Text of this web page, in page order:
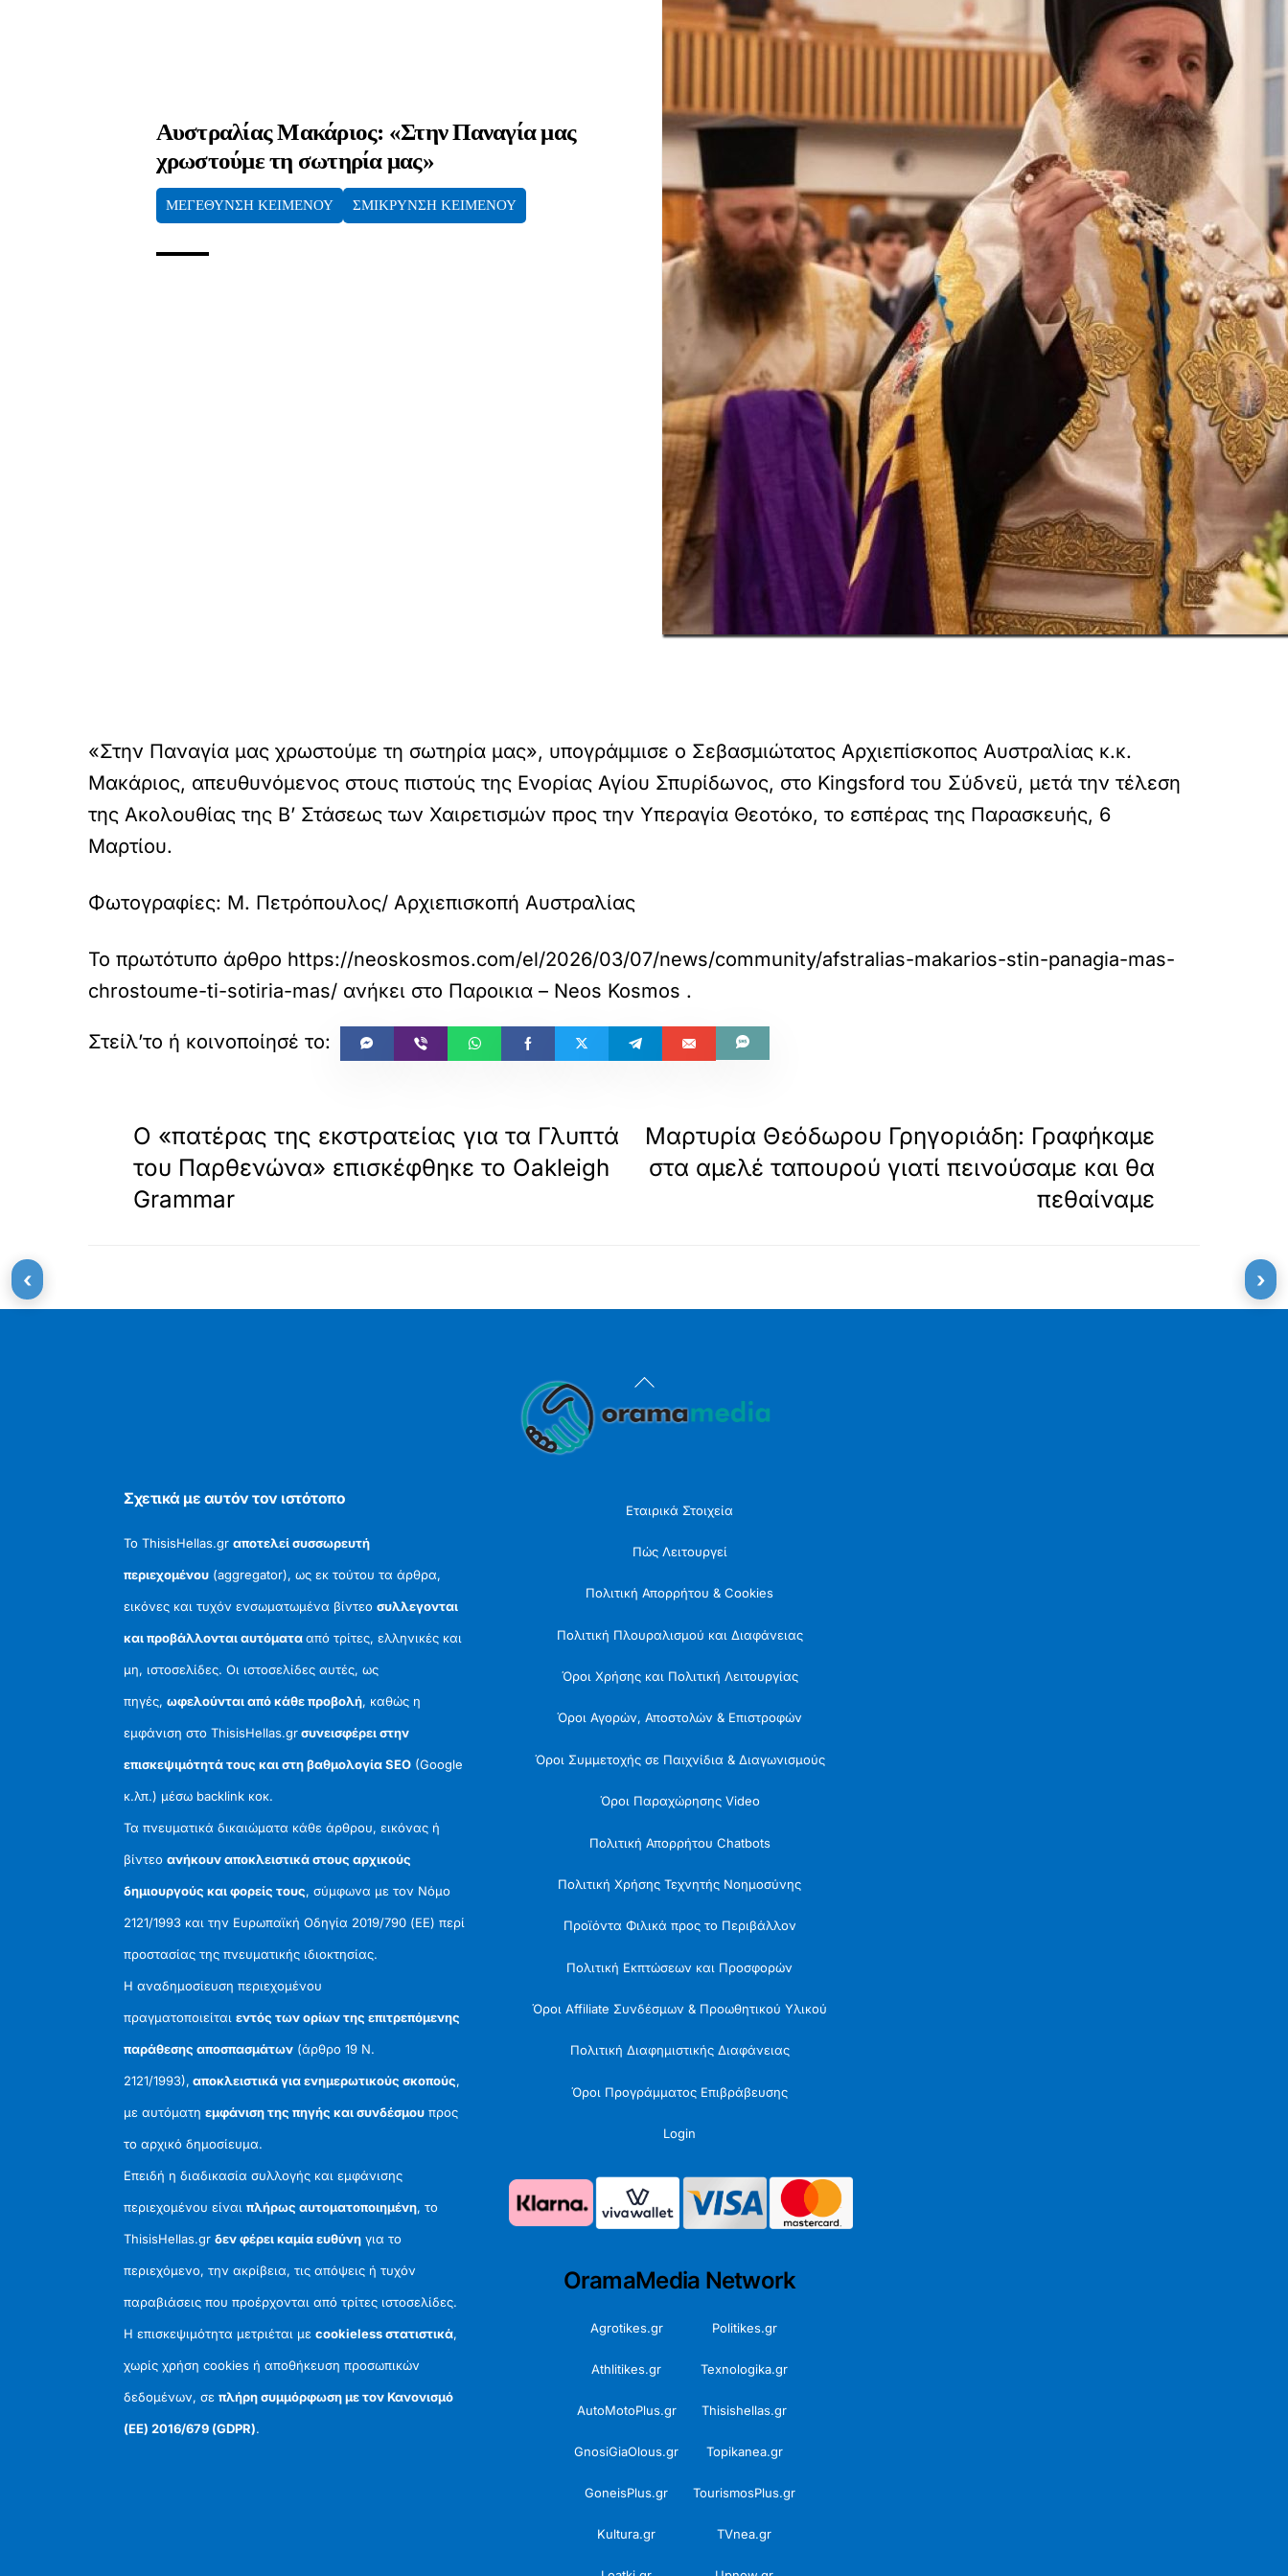
Αυστραλίας Μακάριος: «Στην Παναγία μας
χρωστούμε τη σωτηρία μας»
ΜΕΓΕΘΥΝΣΗ ΚΕΙΜΕΝΟΥ ΣΜΙΚΡΥΝΣΗ ΚΕΙΜΕΝΟΥ
«Στην Παναγία μας χρωστούμε τη σωτηρία μας», υπογράμμισε ο Σεβασμιώτατος Αρχιεπίσκοπος Αυστραλίας κ.κ.
Μακάριος, απευθυνόμενος στους πιστούς της Ενορίας Αγίου Σπυρίδωνος, στο Kingsford του Σύδνεϋ, μετά την τέλεση
της Ακολουθίας της Β’ Στάσεως των Χαιρετισμών προς την Υπεραγία Θεοτόκο, το εσπέρας της Παρασκευής, 6
Μαρτίου.
Φωτογραφίες: Μ. Πετρόπουλος/ Αρχιεπισκοπή Αυστραλίας
Το πρωτότυπο άρθρο https://neoskosmos.com/el/2026/03/07/news/community/afstralias-makarios-stin-panagia-mas-
chrostoume-ti-sotiria-mas/ ανήκει στο Παροικια – Neos Kosmos .
Ο «πατέρας της εκστρατείας για τα Γλυπτά
του Παρθενώνα» επισκέφθηκε το Oakleigh
Grammar
Μαρτυρία Θεόδωρου Γρηγοριάδη: Γραφήκαμε
στα αμελέ ταπουρού γιατί πεινούσαμε και θα
πεθαίναμε
Back
To
Σχετικά με αυτόν τον ιστότοπο
Το ThisisHellas.grαποτελεί συσσωρευτή
περιεχομένου (aggregator), ως εκ τούτου τα άρθρα,
εικόνες και τυχόν ενσωματωμένα βίντεοσυλλεγονται
και προβάλλονται αυτόματααπό τρίτες, ελληνικές και
μη, ιστοσελίδες. Οι ιστοσελίδες αυτές, ως
πηγές,ωφελούνται από κάθε προβολή, καθώς η
εμφάνιση στο ThisisHellas.grσυνεισφέρει στην
επισκεψιμότητά τους και στη βαθμολογία SEO (Google
κ.λπ.) μέσω backlink κοκ.
Τα πνευματικά δικαιώματα κάθε άρθρου, εικόνας ή
βίντεοανήκουν αποκλειστικά στους αρχικούς
δημιουργούς και φορείς τους, σύμφωνα με τον Νόμο
2121/1993 και την Ευρωπαϊκή Οδηγία 2019/790 (ΕΕ) περί
προστασίας της πνευματικής ιδιοκτησίας.
Η αναδημοσίευση περιεχομένου
πραγματοποιείταιεντός των ορίων της επιτρεπόμενης
παράθεσης αποσπασμάτων (άρθρο 19 Ν.
2121/1993), αποκλειστικά για ενημερωτικούς σκοπούς,
με αυτόματηεμφάνιση της πηγής και συνδέσμου προς
το αρχικό δημοσίευμα.
Επειδή η διαδικασία συλλογής και εμφάνισης
περιεχομένου είναιπλήρως αυτοματοποιημένη, το
ThisisHellas.grδεν φέρει καμία ευθύνη για το
περιεχόμενο, την ακρίβεια, τις απόψεις ή τυχόν
παραβιάσεις που προέρχονται από τρίτες ιστοσελίδες.
Η επισκεψιμότητα μετριέται μεcookieless στατιστικά,
χωρίς χρήση cookies ή αποθήκευση προσωπικών
δεδομένων, σεπλήρη συμμόρφωση με τον Κανονισμό
(ΕΕ) 2016/679 (GDPR).
Εταιρικά Στοιχεία
Πώς Λειτουργεί
Πολιτική Απορρήτου & Cookies
Πολιτική Πλουραλισμού και Διαφάνειας
Όροι Χρήσης και Πολιτική Λειτουργίας
Όροι Αγορών, Αποστολών & Επιστροφών
Όροι Συμμετοχής σε Παιχνίδια & Διαγωνισμούς
Όροι Παραχώρησης Video
Πολιτική Απορρήτου Chatbots
Πολιτική Χρήσης Τεχνητής Νοημοσύνης
Προϊόντα Φιλικά προς το Περιβάλλον
Πολιτική Εκπτώσεων και Προσφορών
Όροι Affiliate Συνδέσμων & Προωθητικού Υλικού
Πολιτική Διαφημιστικής Διαφάνειας
Όροι Προγράμματος Επιβράβευσης
Login
OramaMedia Network
Agrotikes.gr Politikes.gr
Athlitikes.gr Texnologika.gr
AutoMotoPlus.gr Thisishellas.gr
GnosiGiaOlous.gr Topikanea.gr
GoneisPlus.gr TourismosPlus.gr
Kultura.gr TVnea.gr
‹ ›